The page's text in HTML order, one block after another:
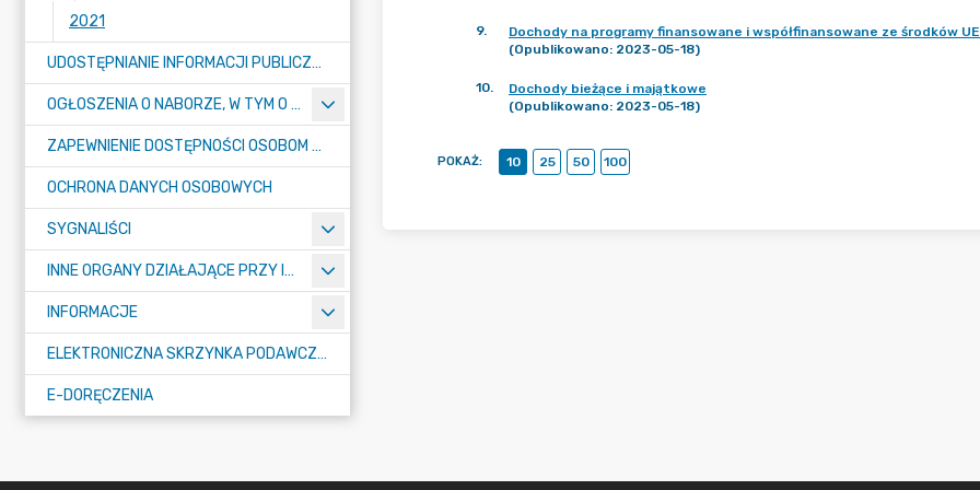
2021
UDOSTĘPNIANIE INFORMACJI PUBLICZNEJ
OGŁOSZENIA O NABORZE, W TYM O KONKURSACH
ZAPEWNIENIE DOSTĘPNOŚCI OSOBOM ZE SZCZEGÓŁNYMI POTRZEBAMI
OCHRONA DANYCH OSOBOWYCH
SYGNALIŚCI
INNE ORGANY DZIAŁAJĄCE PRZY IZBIE
INFORMACJE
ELEKTRONICZNA SKRZYNKA PODAWCZA E-PUAP
E-DORĘCZENIA
9.
Dochody na programy finansowane i współfinansowane ze środków
(Opublikowano: 2023-05-18)
10.
Dochody bieżące i majątkowe
(Opublikowano: 2023-05-18)
POKAŻ: 10 25 50 100